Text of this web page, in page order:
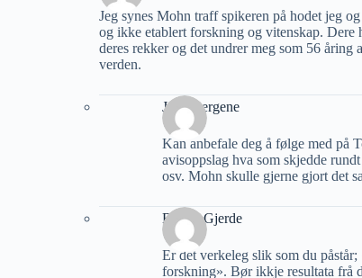
Jeg synes Mohn traff spikeren på hodet jeg
og ikke etablert forskning og vitenskap. Dere
deres rekker og det undrer meg som 56 åring
verden.
Jarle Bergene
Kan anbefale deg å følge med på
avisoppslag hva som skjedde
osv. Mohn skulle gjerne gjort det
Bjarne Gjerde
Er det verkeleg slik som du
forskning». Bør ikkje resultata frå